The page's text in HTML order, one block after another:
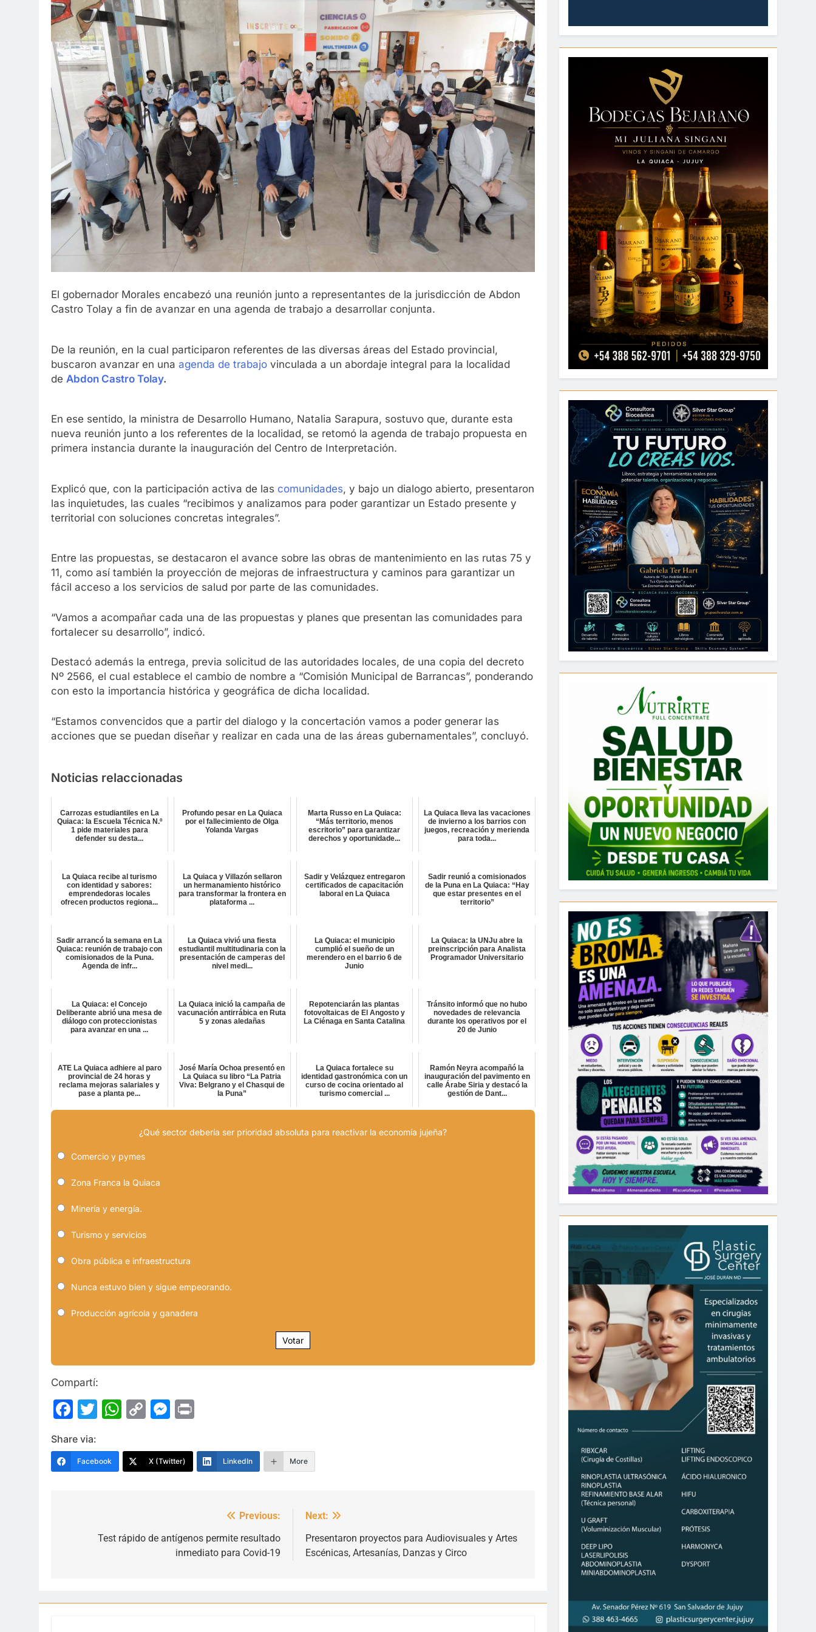
El gobernador Morales encabezó una reunión junto a representantes de la jurisdicción de Abdon
Castro Tolay a fin de avanzar en una agenda de trabajo a desarrollar conjunta.
De la reunión, en la cual participaron referentes de las diversas áreas del Estado provincial,
buscaron avanzar en una agenda de trabajo vinculada a un abordaje integral para la localidad
de Abdon Castro Tolay.
En ese sentido, la ministra de Desarrollo Humano, Natalia Sarapura, sostuvo que, durante esta
nueva reunión junto a los referentes de la localidad, se retomó la agenda de trabajo propuesta en
primera instancia durante la inauguración del Centro de Interpretación.
Explicó que, con la participación activa de las comunidades, y bajo un dialogo abierto, presentaron
las inquietudes, las cuales “recibimos y analizamos para poder garantizar un Estado presente y
territorial con soluciones concretas integrales”.
Entre las propuestas, se destacaron el avance sobre las obras de mantenimiento en las rutas 75 y
11, como así también la proyección de mejoras de infraestructura y caminos para garantizar un
fácil acceso a los servicios de salud por parte de las comunidades.
“Vamos a acompañar cada una de las propuestas y planes que presentan las comunidades para
fortalecer su desarrollo”, indicó.
Destacó además la entrega, previa solicitud de las autoridades locales, de una copia del decreto
Nº 2566, el cual establece el cambio de nombre a “Comisión Municipal de Barrancas”, ponderando
con esto la importancia histórica y geográfica de dicha localidad.
“Estamos convencidos que a partir del dialogo y la concertación vamos a poder generar las
acciones que se puedan diseñar y realizar en cada una de las áreas gubernamentales”, concluyó.
Noticias relaccionadas
Carrozas estudiantiles en La
Quiaca: la Escuela Técnica N.º
1 pide materiales para
defender su desta...
Profundo pesar en La Quiaca
por el fallecimiento de Olga
Yolanda Vargas
Marta Russo en La Quiaca:
“Más territorio, menos
escritorio” para garantizar
derechos y oportunidade...
La Quiaca lleva las vacaciones
de invierno a los barrios con
juegos, recreación y merienda
para toda...
La Quiaca recibe al turismo
con identidad y sabores:
emprendedoras locales
ofrecen productos regiona...
La Quiaca y Villazón sellaron
un hermanamiento histórico
para transformar la frontera en
plataforma ...
Sadir y Velázquez entregaron
certificados de capacitación
laboral en La Quiaca
Sadir reunió a comisionados
de la Puna en La Quiaca: “Hay
que estar presentes en el
territorio”
Sadir arrancó la semana en La
Quiaca: reunión de trabajo con
comisionados de la Puna.
Agenda de infr...
La Quiaca vivió una fiesta
estudiantil multitudinaria con la
presentación de camperas del
nivel medi...
La Quiaca: el municipio
cumplió el sueño de un
merendero en el barrio 6 de
Junio
La Quiaca: la UNJu abre la
preinscripción para Analista
Programador Universitario
La Quiaca: el Concejo
Deliberante abrió una mesa de
diálogo con proteccionistas
para avanzar en una ...
La Quiaca inició la campaña de
vacunación antirrábica en Ruta
5 y zonas aledañas
Repotenciarán las plantas
fotovoltaicas de El Angosto y
La Ciénaga en Santa Catalina
Tránsito informó que no hubo
novedades de relevancia
durante los operativos por el
20 de Junio
ATE La Quiaca adhiere al paro
provincial de 24 horas y
reclama mejoras salariales y
pase a planta pe...
José María Ochoa presentó en
La Quiaca su libro “La Patria
Viva: Belgrano y el Chasqui de
la Puna”
La Quiaca fortalece su
identidad gastronómica con un
curso de cocina orientado al
turismo comercial ...
Ramón Neyra acompañó la
inauguración del pavimento en
calle Árabe Siria y destacó la
gestión de Dant...
¿Qué sector debería ser prioridad absoluta para reactivar la economía jujeña?
Comercio y pymes
Zona Franca la Quiaca
Minería y energía.
Turismo y servicios
Obra pública e infraestructura
Nunca estuvo bien y sigue empeorando.
Producción agrícola y ganadera
Votar
Compartí:
Facebook
Twitter
WhatsApp
CopyMessenger
Share via:
Facebook X (Twitter) LinkedIn More
Previous:
Test rápido de antígenos permite resultado
inmediato para Covid-19
Next:
Presentaron proyectos para Audiovisuales y Artes
Escénicas, Artesanías, Danzas y Circo